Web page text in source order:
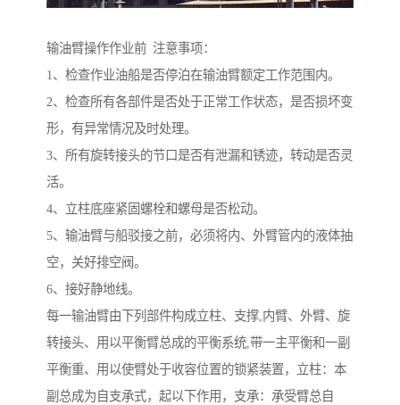
输油臂操作作业前 注意事项：
1、检查作业油船是否停泊在输油臂额定工作范围内。
2、检查所有各部件是否处于正常工作状态，是否损坏变
形，有异常情况及时处理。
3、所有旋转接头的节口是否有泄漏和锈迹，转动是否灵
活。
4、立柱底座紧固螺栓和螺母是否松动。
5、输油臂与船驳接之前，必须将内、外臂管内的液体抽
空，关好排空阀。
6、接好静地线。
每一输油臂由下列部件构成立柱、支撑,内臂、外臂、旋
转接头、用以平衡臂总成的平衡系统,带一主平衡和一副
平衡重、用以使臂处于收容位置的锁紧装置，立柱：本
副总成为自支承式，起以下作用，支承：承受臂总自